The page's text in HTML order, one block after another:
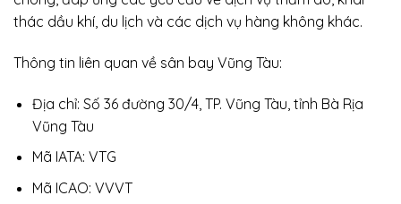
thác dầu khí, du lịch và các dịch vụ hàng không khác.
Thông tin liên quan về sân bay Vũng Tàu:
Địa chỉ: Số 36 đường 30/4, TP. Vũng Tàu, tỉnh Bà Rịa
Vũng Tàu
Mã IATA: VTG
Mã ICAO: VVVT